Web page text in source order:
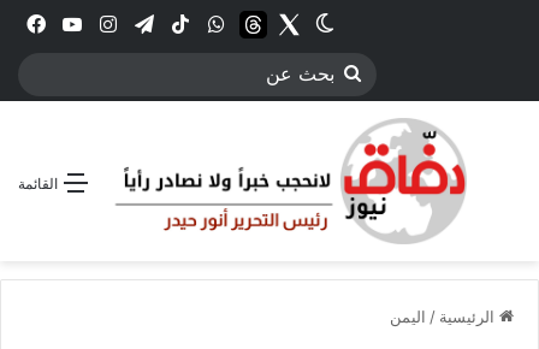
انستقرامتيلقرام‫TikTokواتسابthreadsTwitter
الوضع المظلم
بحث
القائمة
الرئيسية / اليمن